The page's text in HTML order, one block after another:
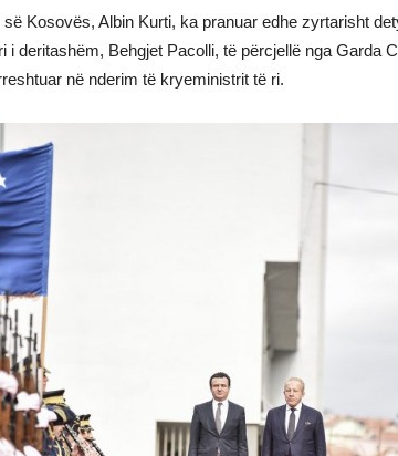
Kosovës, Albin Kurti, ka pranuar edhe zyrtarisht
i deritashëm, Behgjet Pacolli, të përcjellë nga Garda
në nderim të kryeministrit të ri.